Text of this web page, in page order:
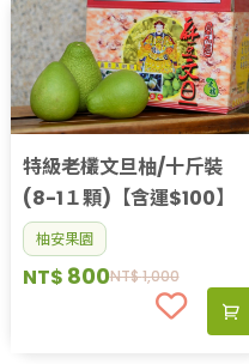
特級老欉文旦柚/十斤裝
(8-1１顆)【含運$100】
柚安果園
NT$1,000
NT$ 800